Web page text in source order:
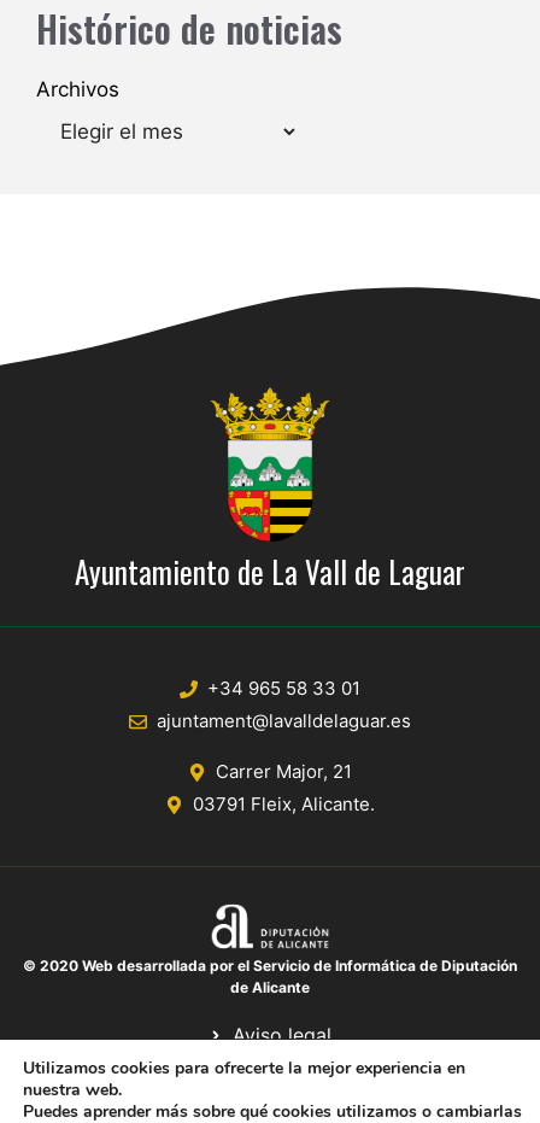
Histórico de noticias
Archivos
Ayuntamiento de La Vall de Laguar
+34 965 58 33 01
ajuntament@lavalldelaguar.es
Carrer Major, 21
03791 Fleix, Alicante.
© 2020 Web desarrollada por el Servicio de Informática de Diputación
de Alicante
Aviso legal
Protección de datos
Utilizamos cookies para ofrecerte la mejor experiencia en
nuestra web.
Puedes aprender más sobre qué cookies utilizamos o cambiarlas